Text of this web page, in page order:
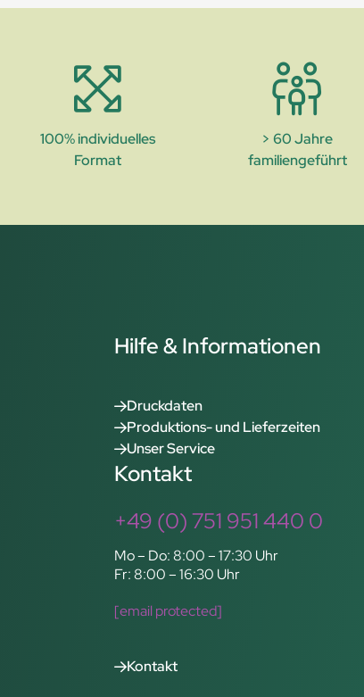
100% individuelles
Format
> 60 Jahre
familiengeführt
Hilfe & Informationen
Druckdaten
Produktions- und Lieferzeiten
Unser Service
Kontakt
+49 (0) 751 951 440 0
Mo – Do: 8:00 – 17:30 Uhr
Fr: 8:00 – 16:30 Uhr
[email protected]
Kontakt